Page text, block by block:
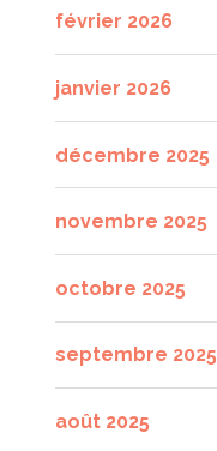
février 2026
janvier 2026
décembre 2025
novembre 2025
octobre 2025
septembre 2025
août 2025